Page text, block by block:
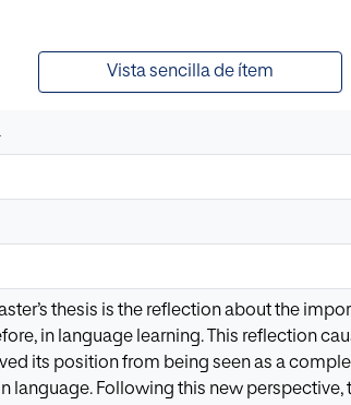
Vista sencilla de ítem
thesis is the reflection about the
in language learning. This reflection
its position from being seen as a
language. Following this new